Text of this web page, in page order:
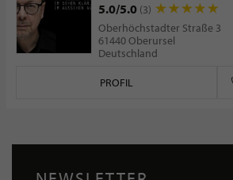
5.0/5.0 (3)
Oberhöchstadter Straße 3
61440 Oberursel
Deutschland
PROFIL